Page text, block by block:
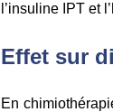
l’insuline IPT et
Effet sur
En